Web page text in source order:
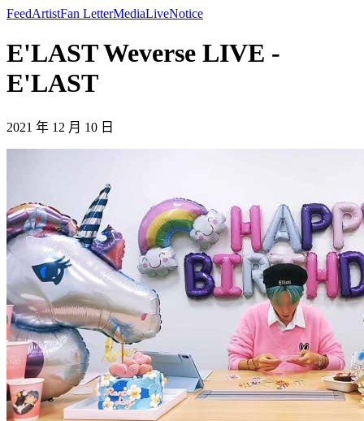
FeedArtistFan LetterMediaLiveNotice
E'LAST Weverse LIVE -
E'LAST
2021 年 12 月 10 日